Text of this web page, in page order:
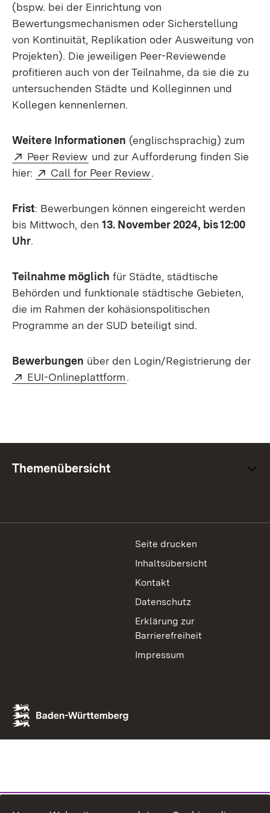
(bspw. bei der Einrichtung von
Bewertungsmechanismen oder Sicherstellung
von Kontinuität, Replikation oder Ausweitung von
Projekten). Die jeweiligen Peer-Reviewende
profitieren auch von der Teilnahme, da sie die zu
untersuchenden Städte und Kolleginnen und
Kollegen kennenlernen.
Weitere Informationen (englischsprachig) zum
Extern:
Peer Review (Öffnet in neuem Fenster)
und zur Aufforderung finden Sie
hier:
Extern:
Call for Peer Review.
Frist: Bewerbungen können eingereicht werden
bis Mittwoch, den 13. November 2024, bis 12:00
Uhr.
Teilnahme möglich für Städte, städtische
Behörden und funktionale städtische Gebieten,
die im Rahmen der kohäsionspolitischen
Programme an der SUD beteiligt sind.
Bewerbungen über den Login/Registrierung der
Extern:
EUI-Onlineplattform.
Themenübersicht
Seite drucken
Inhaltsübersicht
Kontakt
Datenschutz
Erklärung zur
Barrierefreiheit
Impressum